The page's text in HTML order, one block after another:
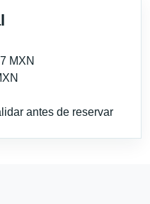
MXN
antes de reservar